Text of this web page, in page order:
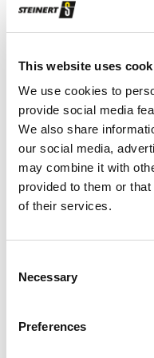
This website uses
We use cookies to
provide social media
We also share
our social media,
may combine it with
provided to them or
of their services.
Selection
Necessary
Preferences
materiales y metales
segunda línea se centra
fracción ligera. Incluso
menos de 6 mm, se
de reciclaje. La planta
sistemas de separación
separadores de metales
El objetivo principal de
residuos de